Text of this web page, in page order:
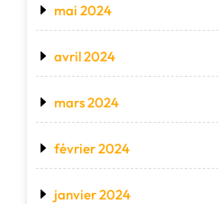
mai 2024
avril 2024
mars 2024
février 2024
janvier 2024